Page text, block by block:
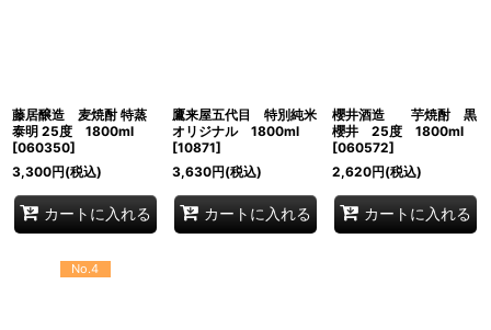
藤居醸造 麦焼酎 特蒸
泰明 25度 1800ml
[060350]
3,300円(税込)
カートに入れる
鷹来屋五代目 特別純米
オリジナル 1800ml
[10871]
3,630円(税込)
カートに入れる
櫻井酒造 芋焼酎 黒
櫻井 25度 1800ml
[060572]
2,620円(税込)
カートに入れる
No.4